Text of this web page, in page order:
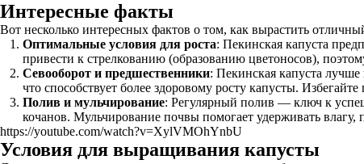
Интересные факты
Вот несколько интересных фактов о том, как вырастить
Оптимальные условия для роста: Пекинская капуста
привести к стрелкованию (образованию цветоносов),
Севооборот и предшественники: Пекинская капуста
что способствует более здоровому росту капусты.
Полив и мульчирование: Регулярный полив — ключ к
кочанов. Мульчирование почвы помогает удерживать
https://youtube.com/watch?v=XylVMOhYnbU
Условия для выращивания капусты